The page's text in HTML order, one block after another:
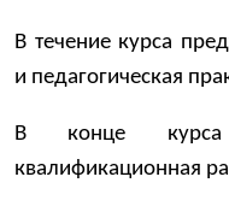
В течение курса
и педагогическая
В конце курса
квалификационная